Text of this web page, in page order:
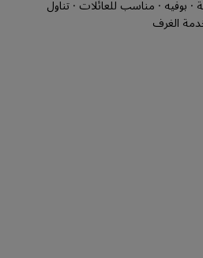
· بوفيه · مناسب للعائلات · تناول
الغرف